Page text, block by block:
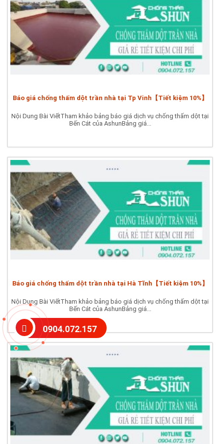
Báo giá chống thấm dột trần nhà tại Tp Vinh【Tiết kiệm 10%】
Nội Dung Bài ViếtTham khảo bảng báo giá dịch vụ chống thấm dột tại
Bến Cát của AshunBảng giá...
Báo giá chống thấm dột trần nhà tại Hà Tĩnh【Tiết kiệm 10%】
Nội Dung Bài ViếtTham khảo bảng báo giá dịch vụ chống thấm dột tại
Bến Cát của AshunBảng giá...
0904.072.157